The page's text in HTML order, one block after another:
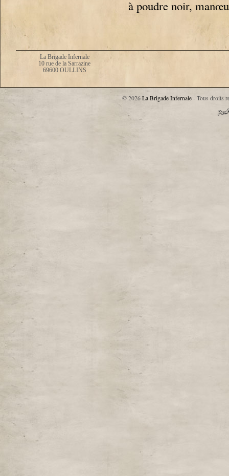
à poudre noir,
La Brigade Infernale
10 rue de la Sarrazine
69600 OULLINS
© 2026 La Brigade Infernale- Tous droits